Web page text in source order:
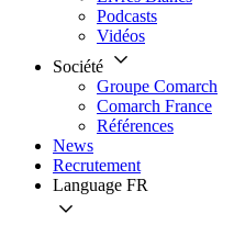
Podcasts
Vidéos
Société
Groupe Comarch
Comarch France
Références
News
Recrutement
Language FR